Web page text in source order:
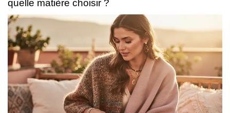
quelle matière choisir ?